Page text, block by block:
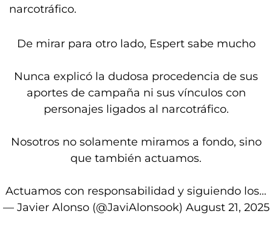
narcotráfico.
De mirar para otro lado, Espert sabe mucho
Nunca explicó la dudosa procedencia de sus
aportes de campaña ni sus vínculos con
personajes ligados al narcotráfico.
Nosotros no solamente miramos a fondo, sino
que también actuamos.
Actuamos con responsabilidad y siguiendo los…
— Javier Alonso (@JaviAlonsook) August 21, 2025